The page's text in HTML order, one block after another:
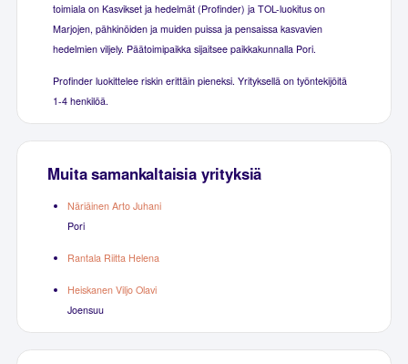
toimiala on Kasvikset ja hedelmät (Profinder) ja TOL-luokitus on
Marjojen, pähkinöiden ja muiden puissa ja pensaissa kasvavien
hedelmien viljely. Päätoimipaikka sijaitsee paikkakunnalla Pori.
Profinder luokittelee riskin erittäin pieneksi. Yrityksellä on työntekijöitä
1-4 henkilöä.
Muita samankaltaisia yrityksiä
Näriäinen Arto Juhani
Pori
Rantala Riitta Helena
Heiskanen Viljo Olavi
Joensuu